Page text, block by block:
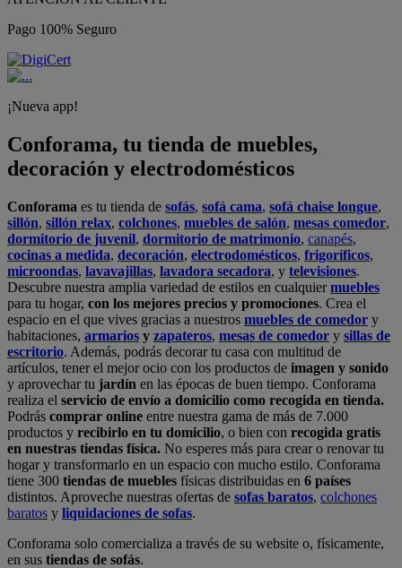
Pago 100% Seguro
¡Nueva app!
Conforama, tu tienda de muebles,
decoración y electrodomésticos
Conforama es tu tienda de sofás, sofá cama, sofá chaise longue,
sillón, sillón relax, colchones, muebles de salón, mesas comedor,
dormitorio de juvenil, dormitorio de matrimonio, canapés,
cocinas a medida, decoración, electrodomésticos, frigoríficos,
microondas, lavavajillas, lavadora secadora, y televisiones.
Descubre nuestra amplia variedad de estilos en cualquiermuebles
para tu hogar, con los mejores precios y promociones. Crea el
espacio en el que vives gracias a nuestros muebles de comedor y
habitaciones, armarios y zapateros, mesas de comedor y sillas de
escritorio. Además, podrás decorar tu casa con multitud de
artículos, tener el mejor ocio con los productos de imagen y sonido
y aprovechar tu jardín en las épocas de buen tiempo. Conforama
realiza el servicio de envío a domicilio como recogida en tienda.
Podrás comprar online entre nuestra gama de más de 7.000
productos y recibirlo en tu domicilio, o bien con recogida gratis
en nuestras tiendas física. No esperes más para crear o renovar tu
hogar y transformarlo en un espacio con mucho estilo. Conforama
tiene 300 tiendas de muebles físicas distribuidas en 6 países
distintos. Aproveche nuestras ofertas de sofas baratos, colchones
baratos y liquidaciones de sofas.
Conforama solo comercializa a través de su website o, físicamente,
en sus tiendas de sofás.